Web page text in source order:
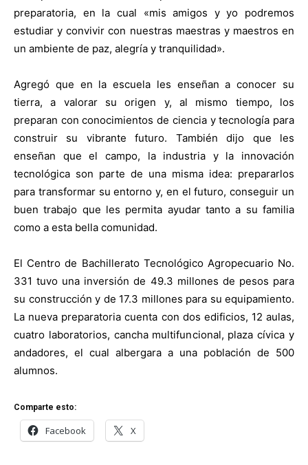
preparatoria, en la cual «mis amigos y yo podremos
estudiar y convivir con nuestras maestras y maestros en
un ambiente de paz, alegría y tranquilidad».
Agregó que en la escuela les enseñan a conocer su
tierra, a valorar su origen y, al mismo tiempo, los
preparan con conocimientos de ciencia y tecnología para
construir su vibrante futuro. También dijo que les
enseñan que el campo, la industria y la innovación
tecnológica son parte de una misma idea: prepararlos
para transformar su entorno y, en el futuro, conseguir un
buen trabajo que les permita ayudar tanto a su familia
como a esta bella comunidad.
El Centro de Bachillerato Tecnológico Agropecuario No.
331 tuvo una inversión de 49.3 millones de pesos para
su construcción y de 17.3 millones para su equipamiento.
La nueva preparatoria cuenta con dos edificios, 12 aulas,
cuatro laboratorios, cancha multifuncional, plaza cívica y
andadores, el cual albergara a una población de 500
alumnos.
Comparte esto:
Facebook X